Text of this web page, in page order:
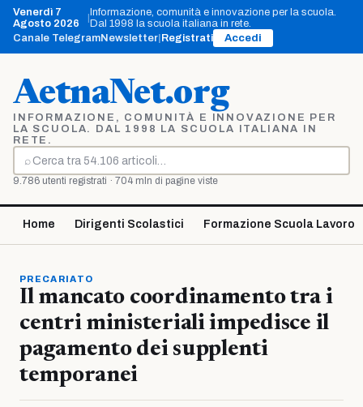
Vai
contenuto
Venerdì 7
Agosto 2026
Informazione, comunità e innovazione per la scuola.
Dal 1998 la scuola italiana in rete.
Canale TelegramNewsletter Registrati Accedi
AetnaNet.org
INFORMAZIONE, COMUNITÀ E INNOVAZIONE PER
LA SCUOLA. DAL 1998 LA SCUOLA ITALIANA IN
RETE.
⌕
Cerca
9.786 utenti registrati · 704 mln di pagine viste
Home Dirigenti Scolastici Formazione Scuola Lavoro
PRECARIATO
Il mancato coordinamento tra i
centri ministeriali impedisce il
pagamento dei supplenti
temporanei